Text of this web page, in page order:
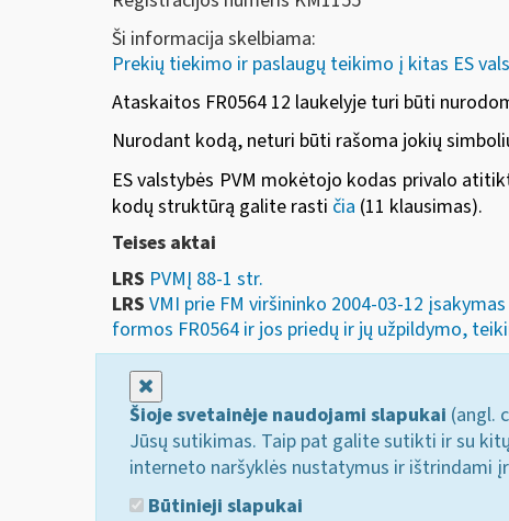
Ši informacija skelbiama:
Prekių tiekimo ir paslaugų teikimo į kitas ES
Ataskaitos FR0564 12 laukelyje turi būti
Nurodant kodą, neturi būti rašoma jokių
ES valstybės PVM mokėtojo kodas privalo
kodų struktūrą galite rasti čia (11 klausimas).
Teises aktai
LRS PVMĮ 88-1 str.
LRS VMI prie FM viršininko 2004-03-12
formos FR0564 ir jos priedų ir jų užpildymo,
Šioje svetainėje naudojami slapukai (angl.
Jūsų sutikimas. Taip pat galite sutikti ir su
interneto naršyklės nustatymus ir ištrindami
Būtinieji slapukai